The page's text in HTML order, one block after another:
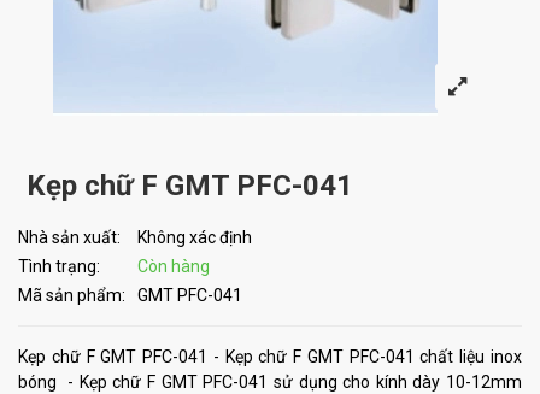
Kẹp chữ F GMT PFC-041
Nhà sản xuất:
Không xác định
Tình trạng:
Còn hàng
Mã sản phẩm:
GMT PFC-041
Kẹp chữ F GMT PFC-041 - Kẹp chữ F GMT PFC-041 chất liệu inox
bóng - Kẹp chữ F GMT PFC-041 sử dụng cho kính dày 10-12mm